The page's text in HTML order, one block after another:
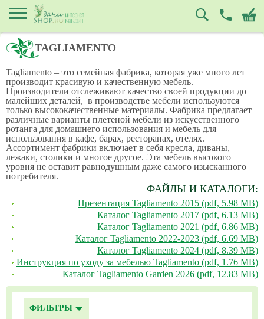
TAGLIAMENTO
Tagliamento – это семейная фабрика, которая уже много лет
производит красивую и качественную мебель.
Производители отслеживают качество своей продукции до
малейших деталей, в производстве мебели используются
только высококачественные материалы. Фабрика предлагает
различные варианты плетеной мебели из искусственного
ротанга для домашнего использования и мебель для
использования в кафе, барах, ресторанах, отелях.
Ассортимент фабрики включает в себя кресла, диваны,
лежаки, столики и многое другое. Эта мебель высокого
уровня не оставит равнодушным даже самого изысканного
потребителя.
ФАЙЛЫ И КАТАЛОГИ:
Презентация Tagliamento 2015 (pdf, 5.98 MB)
Каталог Tagliamento 2017 (pdf, 6.13 MB)
Каталог Tagliamento 2021 (pdf, 6.86 MB)
Каталог Tagliamento 2022-2023 (pdf, 6.69 MB)
Каталог Tagliamento 2024 (pdf, 8.39 MB)
Инструкция по уходу за мебелью Tagliamento (pdf, 1.76 MB)
Каталог Tagliamento Garden 2026 (pdf, 12.83 MB)
ФИЛЬТРЫ